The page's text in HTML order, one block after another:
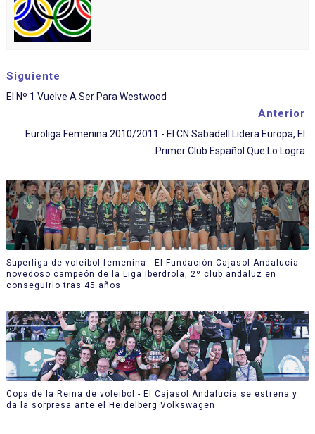
Siguiente
El Nº 1 Vuelve A Ser Para Westwood
Anterior
Euroliga Femenina 2010/2011 - El CN Sabadell Lidera Europa, El
Primer Club Español Que Lo Logra
Superliga de voleibol femenina - El Fundación Cajasol Andalucía
novedoso campeón de la Liga Iberdrola, 2º club andaluz en
conseguirlo tras 45 años
Copa de la Reina de voleibol - El Cajasol Andalucía se estrena y
da la sorpresa ante el Heidelberg Volkswagen